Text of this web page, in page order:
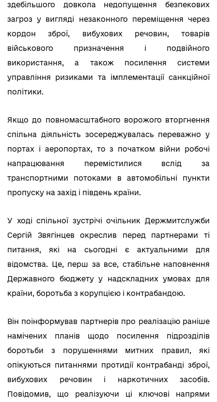
здебільшого довкола недопущення безпекових
загроз у вигляді незаконного переміщення через
кордон зброї, вибухових речовин, товарів
військового призначення і подвійного
використання, а також посилення системи
управління ризиками та імплементації санкційної
політики.
Якщо до повномасштабного ворожого вторгнення
спільна діяльність зосереджувалась переважно у
портах і аеропортах, то з початком війни робочі
напрацювання перемістилися вслід за
транспортними потоками в автомобільні пункти
пропуску на захід і південь країни.
У ході спільної зустрічі очільник Держмитслужби
Сергій Звягінцев окреслив перед партнерами ті
питання, які на сьогодні є актуальними для
відомства. Це, перш за все, стабільне наповнення
Державного бюджету у надскладних умовах для
країни, боротьба з корупцією і контрабандою.
Він поінформував партнерів про реалізацію раніше
намічених планів щодо посилення підрозділів
боротьби з порушеннями митних правил, які
опікуються питаннями протидії контрабанді зброї,
вибухових речовин і наркотичних засобів.
Повідомив, що реалізуючи ці ключові напрями